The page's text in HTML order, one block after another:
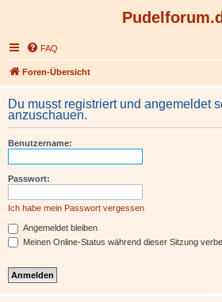
FAQ
Foren-Übersicht
Du musst registriert und angemeldet
anzuschauen.
Benutzername:
Passwort:
Ich habe mein Passwort vergessen
Angemeldet bleiben
Meinen Online-Status während dieser Sitzung